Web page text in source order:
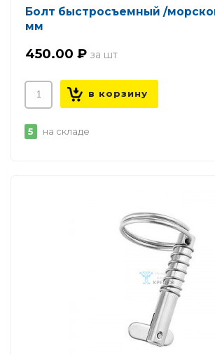
Болт быстросъемный /
мм
450.00 ₽
5 на складе